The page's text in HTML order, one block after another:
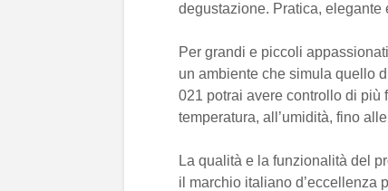
degustazione. Pratica, elegante
Per grandi e piccoli
un ambiente che simula quello
021 potrai avere controllo di più
temperatura, all’umidità, fino
La qualità e la funzionalità del
il marchio italiano d’eccellenza